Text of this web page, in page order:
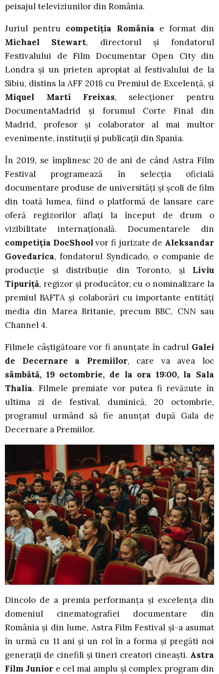
peisajul televiziunilor din România.
Juriul pentru competiția România e format din
Michael Stewart, directorul și fondatorul
Festivalului de Film Documentar Open City din
Londra și un prieten apropiat al festivalului de la
Sibiu, distins la AFF 2018 cu Premiul de Excelență, și
Miquel Martí Freixas, selecționer pentru
DocumentaMadrid și forumul Corte Final din
Madrid, profesor și colaborator al mai multor
evenimente, instituții și publicații din Spania.
În 2019, se împlinesc 20 de ani de când Astra Film
Festival programează în selecția oficială
documentare produse de universități și școli de film
din toată lumea, fiind o platformă de lansare care
oferă regizorilor aflați la început de drum o
vizibilitate internațională. Documentarele din
competiția DocShool vor fi jurizate de Aleksandar
Govedarica, fondatorul Syndicado, o companie de
producție și distribuție din Toronto, și Liviu
Tipuriță, regizor și producător, cu o nominalizare la
premiul BAFTA și colaborări cu importante entități
media din Marea Britanie, precum BBC, CNN sau
Channel 4.
Filmele câștigătoare vor fi anunțate în cadrul Galei
de Decernare a Premiilor, care va avea loc
sâmbătă, 19 octombrie, de la ora 19:00, la Sala
Thalia. Filmele premiate vor putea fi revăzute în
ultima zi de festival, duminică, 20 octombrie,
programul urmând să fie anunțat după Gala de
Decernare a Premiilor.
Dincolo de a premia performanța și excelența din
domeniul cinematografiei documentare din
România și din lume, Astra Film Festival și-a asumat
în urmă cu 11 ani și un rol în a forma și pregăti noi
generații de cinefili și tineri creatori cineaști. Astra
Film Juniore cel mai amplu și complex program din